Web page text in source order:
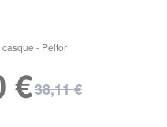
- Peltor
€38,11 €